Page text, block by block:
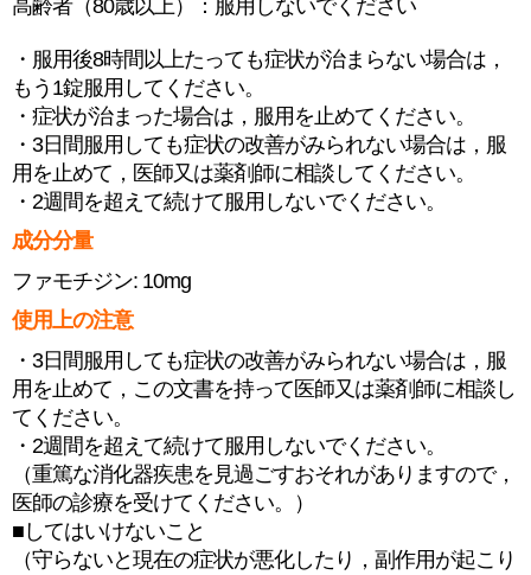
高齢者（80歳以上）：服用しないでください
・服用後8時間以上たっても症状が治まらない場合は，
もう1錠服用してください。
・症状が治まった場合は，服用を止めてください。
・3日間服用しても症状の改善がみられない場合は，服
用を止めて，医師又は薬剤師に相談してください。
・2週間を超えて続けて服用しないでください。
成分分量
ファモチジン: 10mg
使用上の注意
・3日間服用しても症状の改善がみられない場合は，服
用を止めて，この文書を持って医師又は薬剤師に相談し
てください。
・2週間を超えて続けて服用しないでください。
（重篤な消化器疾患を見過ごすおそれがありますので，
医師の診療を受けてください。）
■してはいけないこと
（守らないと現在の症状が悪化したり，副作用が起こり